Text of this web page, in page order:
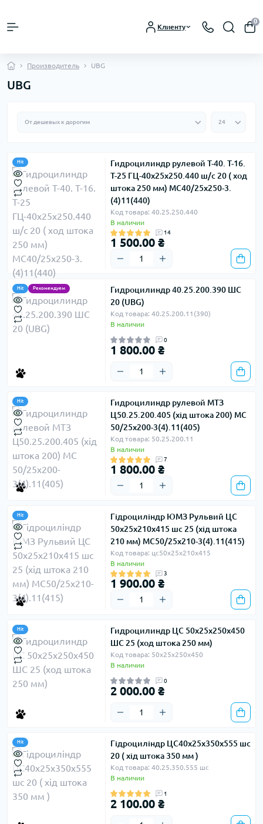
Клиенту
0
Производитель UBG
UBG
Hit
Гидроцилиндр рулевой Т-40. Т-16.
Т-25 ГЦ-40х25х250.440 ш/с 20 ( ход
штока 250 мм) МС40/25х250-3.
(4)11(440)
Код товара: 40.25.250.440
В наличии
14
1 500.00 ₴
Hit Рекомендуем
Гидроцилиндр 40.25.200.390 ШС
20 (UBG)
Код товара: 40.25.200.11(390)
В наличии
0
1 800.00 ₴
Hit
Гидроцилиндр рулевой МТЗ
Ц50.25.200.405 (хід штока 200) МС
50/25х200-3(4).11(405)
Код товара: 50.25.200.11
В наличии
7
1 800.00 ₴
Hit
Гідроциліндр ЮМЗ Рульвий ЦС
50х25х210х415 шс 25 (хід штока
210 мм) МС50/25х210-3(4).11(415)
Код товара: цс50х25х210х415
В наличии
3
1 900.00 ₴
Hit
Гидроцилиндр ЦС 50х25х250х450
ШС 25 (ход штока 250 мм)
Код товара: 50х25х250х450
В наличии
0
2 000.00 ₴
Hit
Гідроциліндр ЦС40х25х350х555 шс
20 ( хід штока 350 мм )
Код товара: 40.25.350.555 шс
В наличии
1
2 100.00 ₴